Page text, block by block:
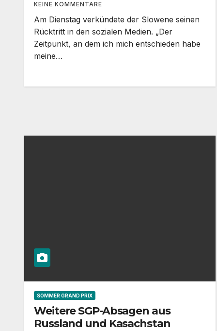
KEINE KOMMENTARE
Am Dienstag verkündete der Slowene seinen
Rücktritt in den sozialen Medien. „Der
Zeitpunkt, an dem ich mich entschieden habe
meine…
SOMMER GRAND PRIX
Weitere SGP-Absagen aus
Russland und Kasachstan